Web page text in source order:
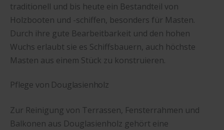
traditionell und bis heute ein Bestandteil von
Holzbooten und -schiffen, besonders für Masten.
Durch ihre gute Bearbeitbarkeit und den hohen
Wuchs erlaubt sie es Schiffsbauern, auch höchste
Masten aus einem Stück zu konstruieren.
Pflege von Douglasienholz
Zur Reinigung von Terrassen, Fensterrahmen und
Balkonen aus Douglasienholz gehört eine